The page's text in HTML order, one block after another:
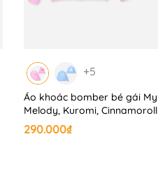
+5
Áo khoác bomber bé gái My
Melody, Kuromi, Cinnamoroll
290.000₫